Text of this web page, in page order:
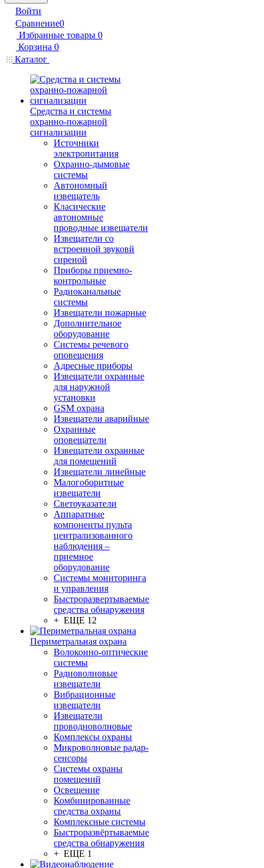
Войти
Сравнение0
Избранные товары 0
Корзина 0
Каталог
Средства и системы
охранно-пожарной
сигнализации
Источники
электропитания
Охранно-дымовые
системы
Автономный
извещатель
Класические
автономные
проводные извещатели
Извещатели со
встроенной звуковй
сиреной
Приборы приемно-
контрольные
Радиоканальные
системы
Извещатели пожарные
Дополнительное
оборудование
Системы речевого
оповещения
Адресные приборы
Извещатели охранные
для наружной
установки
GSM охрана
Извещатели аварийные
Охранные
оповещатели
Извещатели охранные
для помещений
Извещатели линейные
Малогоборитные
извещатели
Светоуказатели
Аппаратные
компоненты пульта
централизованного
наблюдения –
приемное
оборудование
Системы мониторинга
и управления
Быстроразвертываемые
средства обнаружения
+ ЕЩЕ 12
Периметральная охрана
Волоконно-оптические
системы
Радиоволновые
извещатели
Вибрационные
извещатели
Извещатели
проводноволновые
Комплексы охраны
Микроволновые радар-
сенсоры
Системы охраны
помещений
Освещение
Комбинированные
средства охраны
Комплексные системы
Быстроразвёртываемые
средства обнаружения
+ ЕЩЕ 1